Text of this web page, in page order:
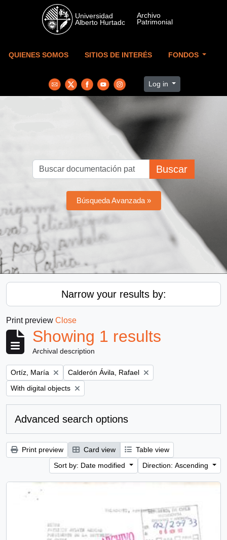
Skip to main content
QUIENES SOMOS SITIOS DE INTERÉS FONDOS
Log in
Buscar
Búsqueda Avanzada »
Narrow your results by:
Print preview Close
Showing 1 results
Archival description
Remove filter:
Ortíz, María Remove filter:
Calderón Ávila, Rafael
Remove filter:
With digital objects
Advanced search options
Print preview Card view
Table view
Sort by: Date modified
Direction: Ascending